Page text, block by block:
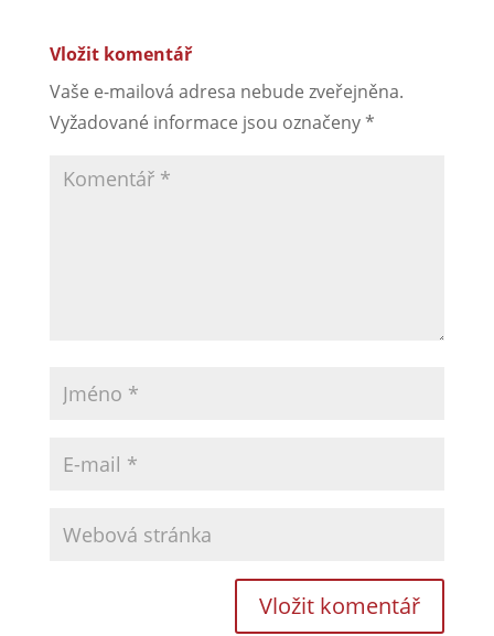
Vložit komentář
Vaše e-mailová adresa nebude zveřejněna.
Vyžadované informace jsou označeny*